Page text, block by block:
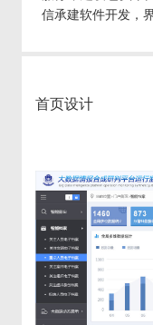
信承建软件开发，
首页设计